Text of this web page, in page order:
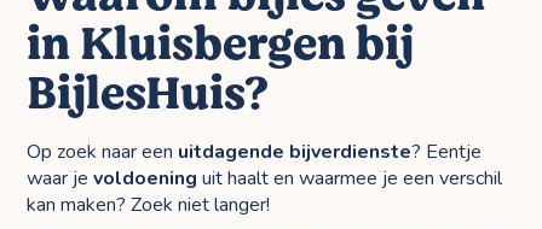
in Kluisbergen bij
BijlesHuis?
Op zoek naar een uitdagende bijverdienste? Eentje
waar jevoldoening uit haalt en waarmee je een verschil
kan maken? Zoek niet langer!